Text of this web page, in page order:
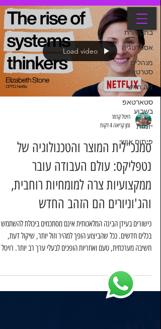
Revital Kremer All Posts
בתקשורת
אסטרטגיה
מנהלים
סטרטאפ
מה חדש
סטארטאפ
בשבוע
יזמות
פיתוח אישי
Load video
רויטל קרמר
זמן קריאה 4 דקות
סמנכ"לית המוצר והטכנולוגיה של
נטפליקס: עולם העבודה עובר
ממקצועיות צרה למומחיות רוחבית,
והג'וניורים הם הזהב החדש
כישורים בעידן הבינה המלאכותית אינם מסתכמים ביכולת להשתמש
בכלים חדשים. ככל שהביצוע הופך למהיר וזול יותר, שיקול דעת,
חשיבה מערכתית, טעם ואחריות הופכים לבעלי ערך רב יותר. רויטל
בנטפליקס